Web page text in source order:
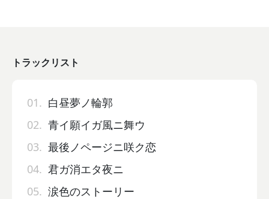
トラックリスト
01. 白昼夢ノ輪郭
02. 青イ願イガ風ニ舞ウ
03. 最後ノページニ咲ク恋
04. 君ガ消エタ夜ニ
05. 涙色のストーリー